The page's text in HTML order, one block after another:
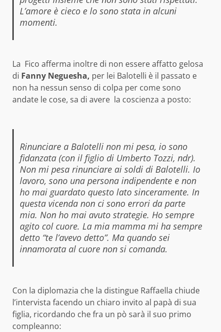
L’amore è cieco e lo sono stata in alcuni
momenti.
La Fico afferma inoltre di non essere affatto gelosa
di Fanny Neguesha, per lei Balotelli è il passato e
non ha nessun senso di colpa per come sono
andate le cose, sa di avere la coscienza a posto:
Rinunciare a Balotelli non mi pesa, io sono
fidanzata (con il figlio di Umberto Tozzi, ndr).
Non mi pesa rinunciare ai soldi di Balotelli. Io
lavoro, sono una persona indipendente e non
ho mai guardato questo lato sinceramente. In
questa vicenda non ci sono errori da parte
mia. Non ho mai avuto strategie. Ho sempre
agito col cuore. La mia mamma mi ha sempre
detto “te l’avevo detto”. Ma quando sei
innamorata al cuore non si comanda.
Con la diplomazia che la distingue Raffaella chiude
l’intervista facendo un chiaro invito al papà di sua
figlia, ricordando che fra un pò sarà il suo primo
compleanno: